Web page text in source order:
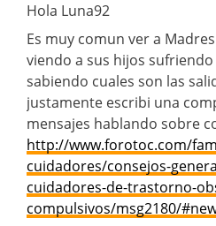
Hola Luna92
Es muy comun ver a
viendo a sus hijos sufriendo
sabiendo cuales son las
justamente escribi una
mensajes hablando sobre
http://www.forotoc.com/
cuidadores/consejos-
cuidadores-de-trastorno-
compulsivos/msg2180/